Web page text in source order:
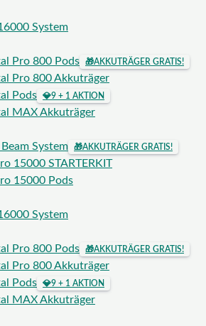
System
Pro 800 Pods
🎁AKKUTRÄGER GRATIS!
Pro 800 Akkuträger
Pods
💎9 + 1 AKTION
MAX Akkuträger
Beam System
🎁AKKUTRÄGER GRATIS!
15000 STARTERKIT
15000 Pods
System
Pro 800 Pods
🎁AKKUTRÄGER GRATIS!
Pro 800 Akkuträger
Pods
💎9 + 1 AKTION
MAX Akkuträger